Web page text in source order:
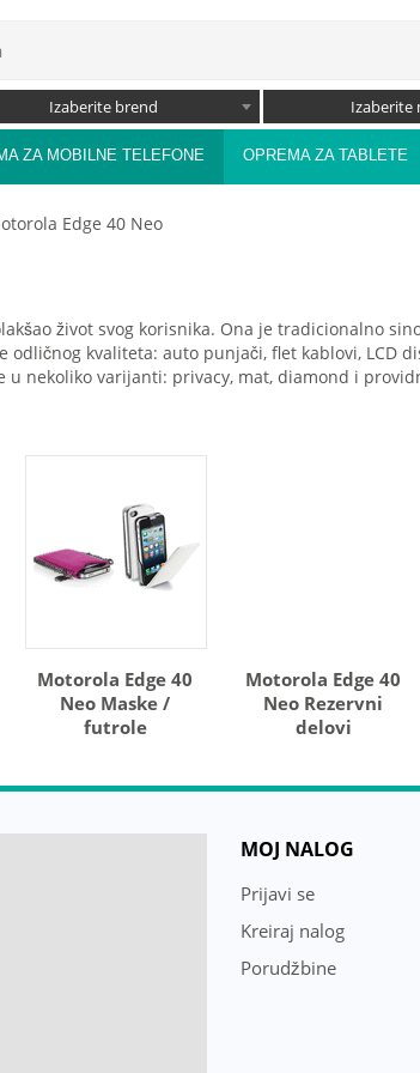
Izaberite brend Izaberite
ZA MOBILNE TELEFONE OPREMA ZA TABLETE
Edge 40 Neo
život svog korisnika. Ona je tradicionalno
kvaliteta: auto punjači, flet kablovi, LCD
nekoliko varijanti: privacy, mat, diamond i
Motorola Edge 40
Neo Maske /
futrole
Motorola Edge 40
Neo Rezervni
delovi
MOJ NALOG
Prijavi se
Kreiraj nalog
Porudžbine